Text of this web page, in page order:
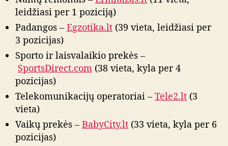
leidžiasi per 1 poziciją)
Padangos – Egzotika.lt (39 vieta, leidžiasi per
3 pozicijas)
Sporto ir laisvalaikio prekės –
SportsDirect.com (38 vieta, kyla per 4
pozicijas)
Telekomunikacijų operatoriai – Tele2.lt (3
vieta)
Vaikų prekės – BabyCity.lt (33 vieta, kyla per 6
pozicijas)